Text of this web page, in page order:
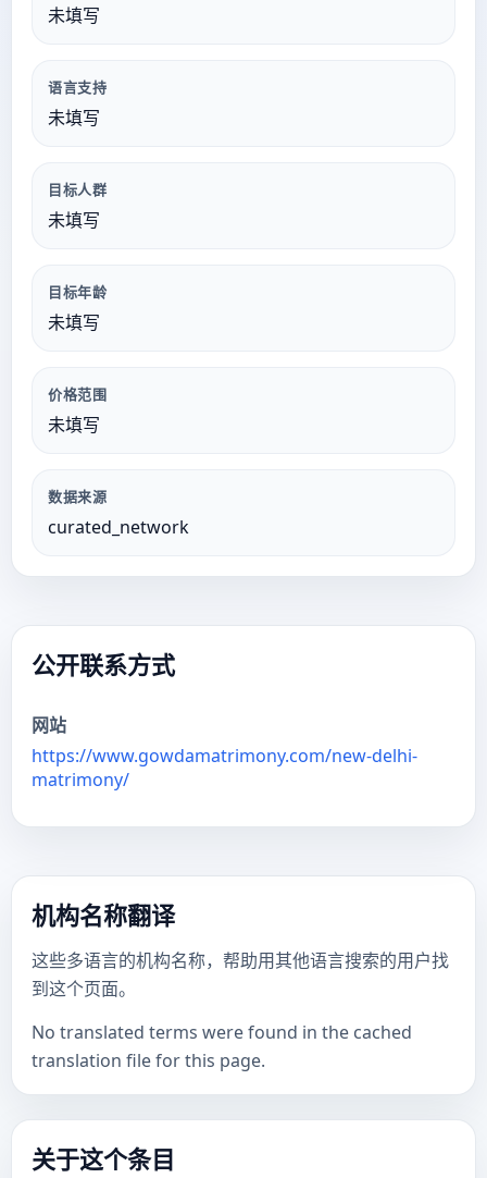
未填写
语言支持
未填写
目标人群
未填写
目标年龄
未填写
价格范围
未填写
数据来源
curated_network
公开联系方式
网站
https://www.gowdamatrimony.com/new-delhi-
matrimony/
机构名称翻译
这些多语言的机构名称，帮助用其他语言搜索的用户找
到这个页面。
No translated terms were found in the cached
translation file for this page.
关于这个条目